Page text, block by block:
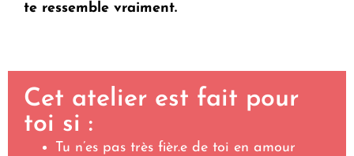
te ressemble vraiment.
Cet atelier est fait pour
toi si :
Tu n’es pas très fièr.e de toi en amour